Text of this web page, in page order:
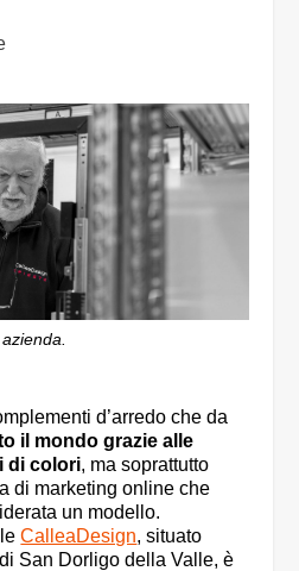
d’arredo che da
il mondo grazie alle
di colori, ma soprattutto
di marketing online che
un modello.
CalleaDesign, situato
San Dorligo della Valle, è